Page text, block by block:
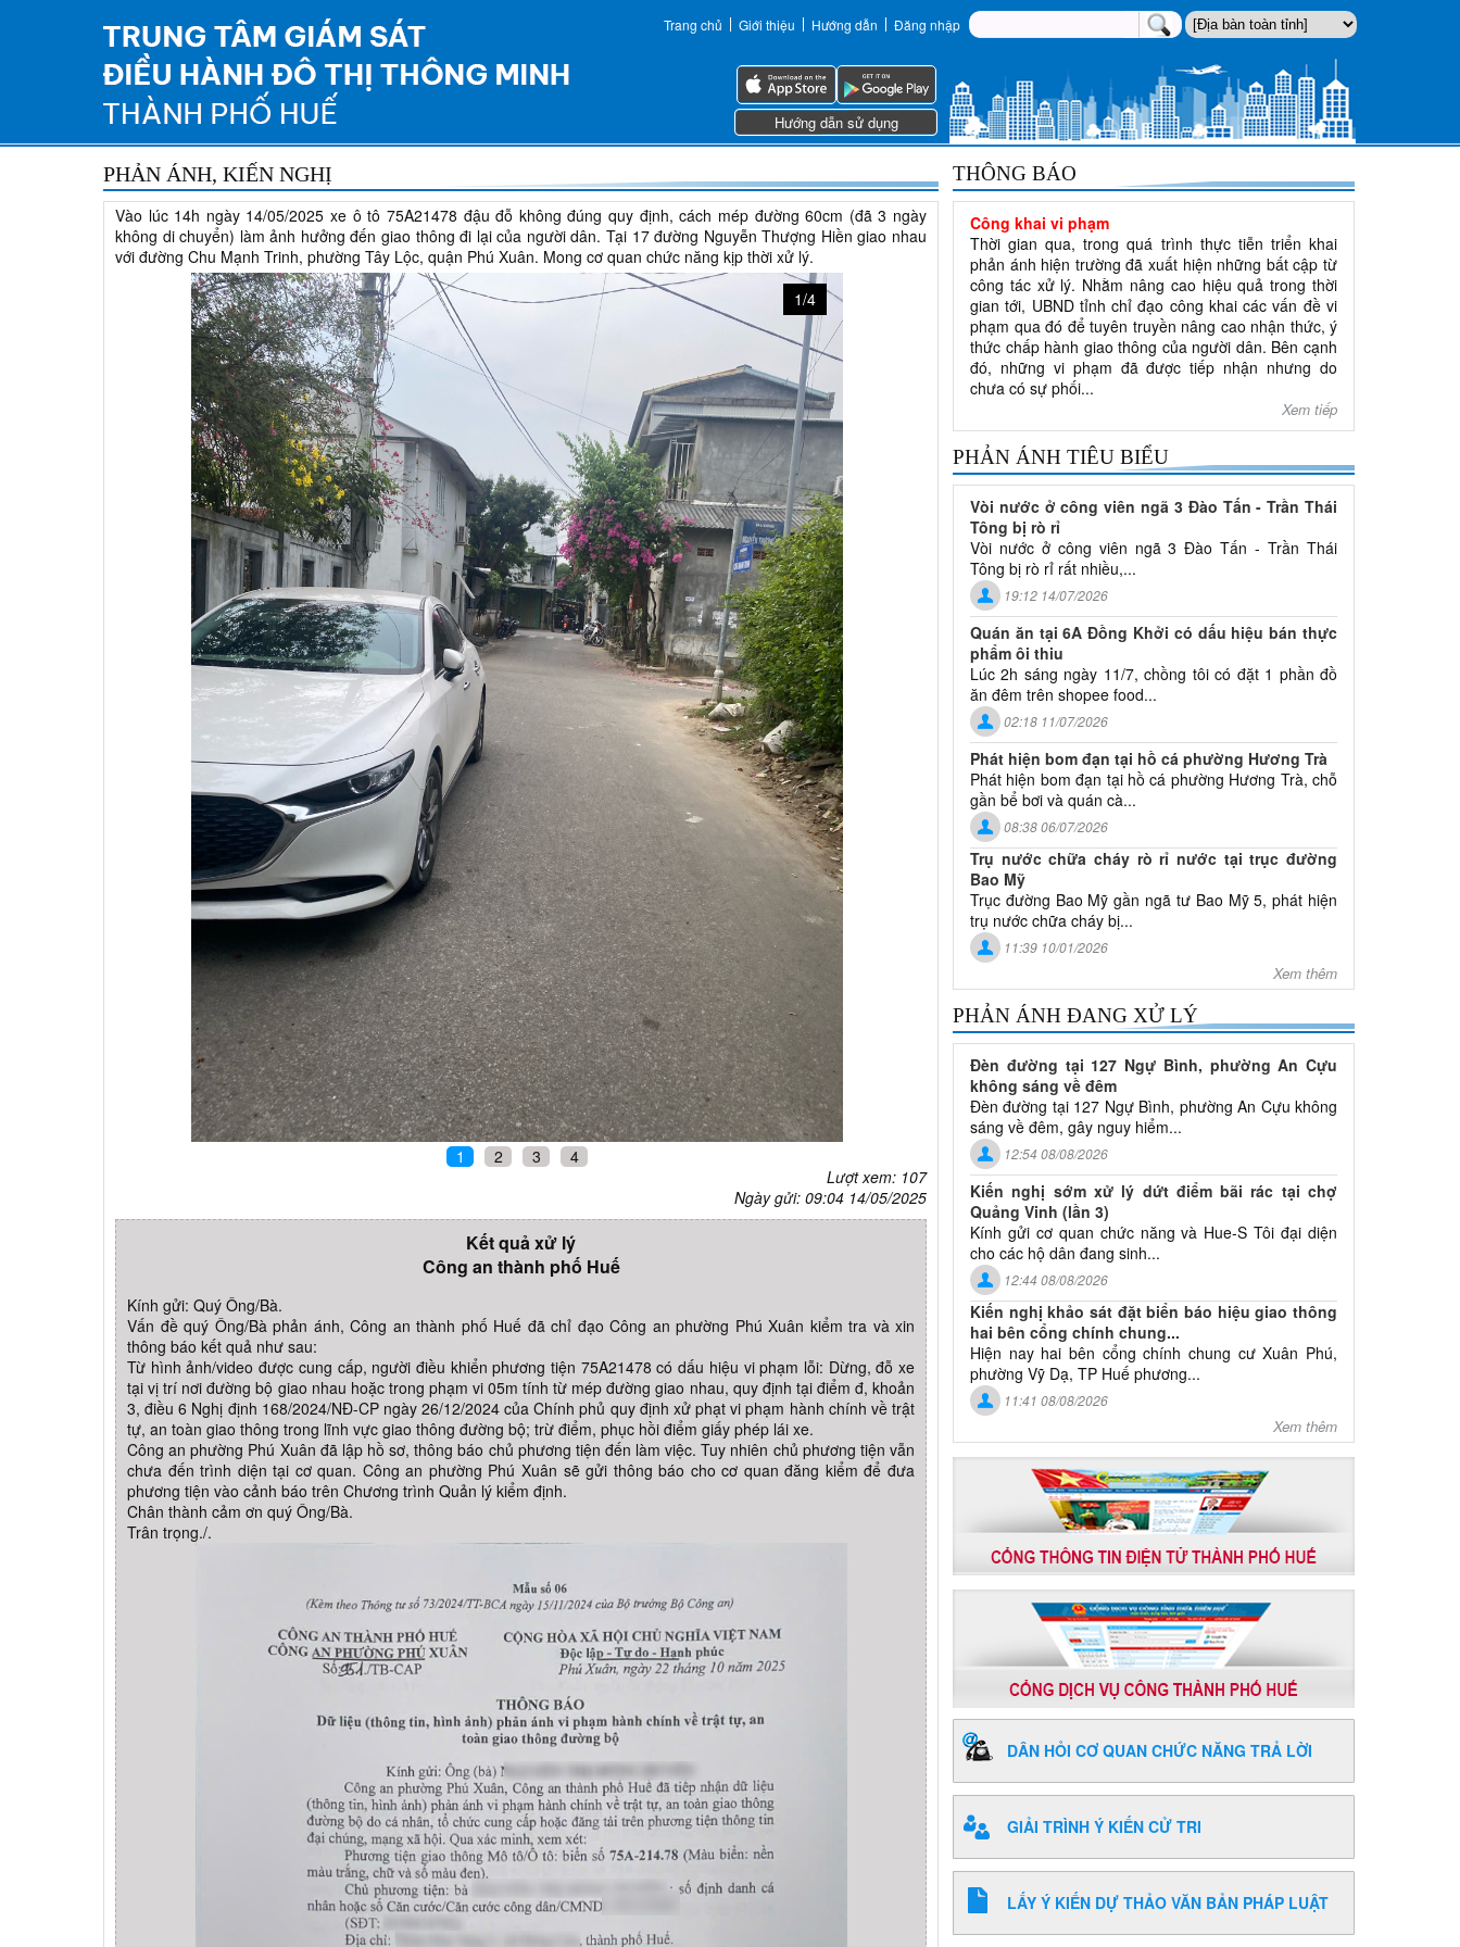
Trang chủ Giới thiệu Hướng dẫn Đăng nhập
Hướng dẫn sử dụng
PHẢN ÁNH, KIẾN NGHỊ
Vào lúc 14h ngày 14/05/2025 xe ô tô 75A21478 đậu đỗ không đúng quy định, cách mép đường 60cm (đã 3 ngày
không di chuyển) làm ảnh hưởng đến giao thông đi lại của người dân. Tại 17 đường Nguyễn Thượng Hiền giao nhau
với đường Chu Mạnh Trinh, phường Tây Lộc, quận Phú Xuân. Mong cơ quan chức năng kịp thời xử lý.
1/4
1 2 3
4
Lượt xem: 107
Ngày gửi: 09:04 14/05/2025
Kết quả xử lý
Công an thành phố Huế
Kính gửi: Quý Ông/Bà.
Vấn đề quý Ông/Bà phản ánh, Công an thành phố Huế đã chỉ đạo Công an phường Phú Xuân kiểm tra và xin
thông báo kết quả như sau:
Từ hình ảnh/video được cung cấp, người điều khiển phương tiện 75A21478 có dấu hiệu vi phạm lỗi: Dừng, đỗ xe
tại vị trí nơi đường bộ giao nhau hoặc trong phạm vi 05m tính từ mép đường giao nhau, quy định tại điểm đ, khoản
3, điều 6 Nghị định 168/2024/NĐ-CP ngày 26/12/2024 của Chính phủ quy định xử phạt vi phạm hành chính về trật
tự, an toàn giao thông trong lĩnh vực giao thông đường bộ; trừ điểm, phục hồi điểm giấy phép lái xe.
Công an phường Phú Xuân đã lập hồ sơ, thông báo chủ phương tiện đến làm việc. Tuy nhiên chủ phương tiện vẫn
chưa đến trình diện tại cơ quan. Công an phường Phú Xuân sẽ gửi thông báo cho cơ quan đăng kiểm để đưa
phương tiện vào cảnh báo trên Chương trình Quản lý kiểm định.
Chân thành cảm ơn quý Ông/Bà.
Trân trọng./.
THÔNG BÁO
Công khai vi phạm
Thời gian qua, trong quá trình thực tiễn triển khai
phản ánh hiện trường đã xuất hiện những bất cập từ
công tác xử lý. Nhằm nâng cao hiệu quả trong thời
gian tới, UBND tỉnh chỉ đạo công khai các vấn đề vi
phạm qua đó để tuyên truyền nâng cao nhận thức, ý
thức chấp hành giao thông của người dân. Bên cạnh
đó, những vi phạm đã được tiếp nhận nhưng do
chưa có sự phối...
Xem tiếp
PHẢN ÁNH TIÊU BIỂU
Vòi nước ở công viên ngã 3 Đào Tấn - Trần Thái
Tông bị rò rỉ
Vòi nước ở công viên ngã 3 Đào Tấn - Trần Thái
Tông bị rò rỉ rất nhiều,...
19:12 14/07/2026
Quán ăn tại 6A Đồng Khởi có dấu hiệu bán thực
phẩm ôi thiu
Lúc 2h sáng ngày 11/7, chồng tôi có đặt 1 phần đồ
ăn đêm trên shopee food...
02:18 11/07/2026
Phát hiện bom đạn tại hồ cá phường Hương Trà
Phát hiện bom đạn tại hồ cá phường Hương Trà, chỗ
gần bể bơi và quán cà...
08:38 06/07/2026
Trụ nước chữa cháy rò rỉ nước tại trục đường
Bao Mỹ
Trục đường Bao Mỹ gần ngã tư Bao Mỹ 5, phát hiện
trụ nước chữa cháy bị...
11:39 10/01/2026
Xem thêm
PHẢN ÁNH ĐANG XỬ LÝ
Đèn đường tại 127 Ngự Bình, phường An Cựu
không sáng về đêm
Đèn đường tại 127 Ngự Bình, phường An Cựu không
sáng về đêm, gây nguy hiểm...
12:54 08/08/2026
Kiến nghị sớm xử lý dứt điểm bãi rác tại chợ
Quảng Vinh (lần 3)
Kính gửi cơ quan chức năng và Hue-S Tôi đại diện
cho các hộ dân đang sinh...
12:44 08/08/2026
Kiến nghị khảo sát đặt biển báo hiệu giao thông
hai bên cổng chính chung...
Hiện nay hai bên cổng chính chung cư Xuân Phú,
phường Vỹ Dạ, TP Huế phương...
11:41 08/08/2026
Xem thêm
DÂN HỎI CƠ QUAN CHỨC NĂNG TRẢ LỜI
GIẢI TRÌNH Ý KIẾN CỬ TRI
LẤY Ý KIẾN DỰ THẢO VĂN BẢN PHÁP LUẬT